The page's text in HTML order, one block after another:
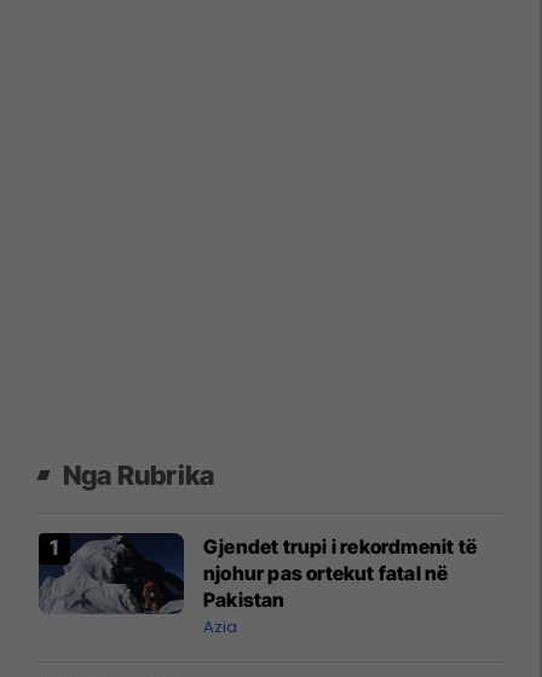
Nga Rubrika
Gjendet trupi i rekordmenit të
njohur pas ortekut fatal në
Pakistan
Azia